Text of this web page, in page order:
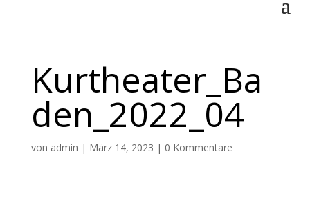
Kurtheater_Ba
den_2022_04
von admin | März 14, 2023 | 0 Kommentare